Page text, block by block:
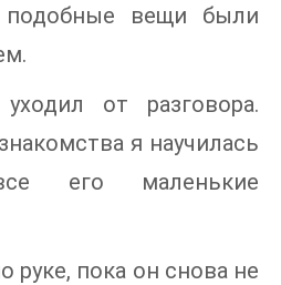
подобные вещи были
от разговора.
я научилась
его маленькие
руке, пока он снова не